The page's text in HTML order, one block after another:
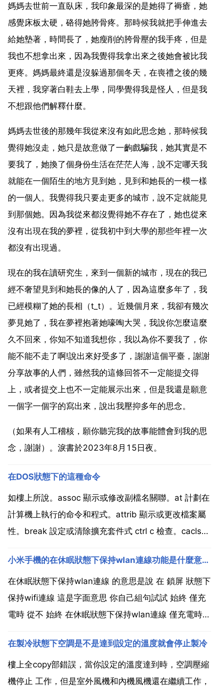
媽媽去世前一直臥床，我印象最深的是她得了褥瘡，她
感覺床板太硬，硌得她胯骨疼。那時候我就把手伸進去
給她墊著，時間長了，她瘦削的胯骨壓的我手疼，但是
我也不想拿出來，因為我覺得我拿出來之後她會被比我
更疼。媽媽最終還是沒躲過那個冬天，在喪禮之後的幾
天裡，我穿著白鞋去上學，同學覺得我是怪人，但是我
不想跟他們解釋什麼。
媽媽去世後的那幾年我從來沒有如此思念她，那時候我
覺得她沒走，她只是故意做了一齣戲騙我，她其實是不
要我了，她換了個身份生活在茫茫人海，說不定哪天我
就能在一個陌生的地方見到她，見到和她長的一模一樣
的一個人。我覺得我只要走更多的城市，說不定就能見
到那個她。因為我從來都沒覺得她不存在了，她也從來
沒有出現在我的夢裡，從我初中到大學的那些年裡一次
都沒有出現過。
現在的我在讀研究生，來到一個新的城市，現在的我已
經不奢望見到和她長的像的人了，因為這麼多年了，我
已經模糊了她的長相（t_t）。近幾個月來，我卻有幾次
夢見她了，我在夢裡抱著她嚎啕大哭，我說你怎麼這麼
久不回來，你知不知道我想你，我以為你不要我了，你
能不能不走了啊!說出來好受多了，謝謝這個平臺，謝謝
分享故事的人們，雖然我的這條回答不一定能提交得
上，或者提交上也不一定能展示出來，但是我還是願意
一個字一個字的寫出來，說出我壓抑多年的思念。
（如果有人工稽核，願你聽完我的故事能體會到我的思
念，謝謝）。淚書於2023年8月15日夜。
在DOS狀態下的這種命令
如樓上所說。assoc 顯示或修改副檔名關聯。at 計劃在
計算機上執行的命令和程式。attrib 顯示或更改檔案屬
性。break 設定或清除擴充套件式 ctrl c 檢查。cacls
理程式呼叫這一個。cd 顯示當前目錄的名稱或將其更
改。...
小米手機的在休眠狀態下保持wlan連線功能是什麼意思，選「從不（會增加資料流量
在休眠狀態下保持wlan連線 的意思是說 在 鎖屏 狀態下
保持wifi連線 這是字面意思 你自己組句試試 始終 僅充
電時 從不 始終 在休眠狀態下保持wlan連線 僅充電時
wlan連線 你選擇 從不 在 鎖屏 狀態下保持wifi連線，就
是說鎖屏的...
在製冷狀態下空調是不是達到設定的溫度就會停止製冷
樓上全copy部錯誤，當你設定的溫度達到時，空調壓縮
機停止 工作，但是室外風機和內機風機還在繼續工作，